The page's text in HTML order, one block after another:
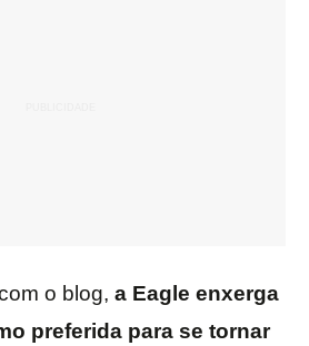
o blog, a Eagle enxerga
preferida para se tornar